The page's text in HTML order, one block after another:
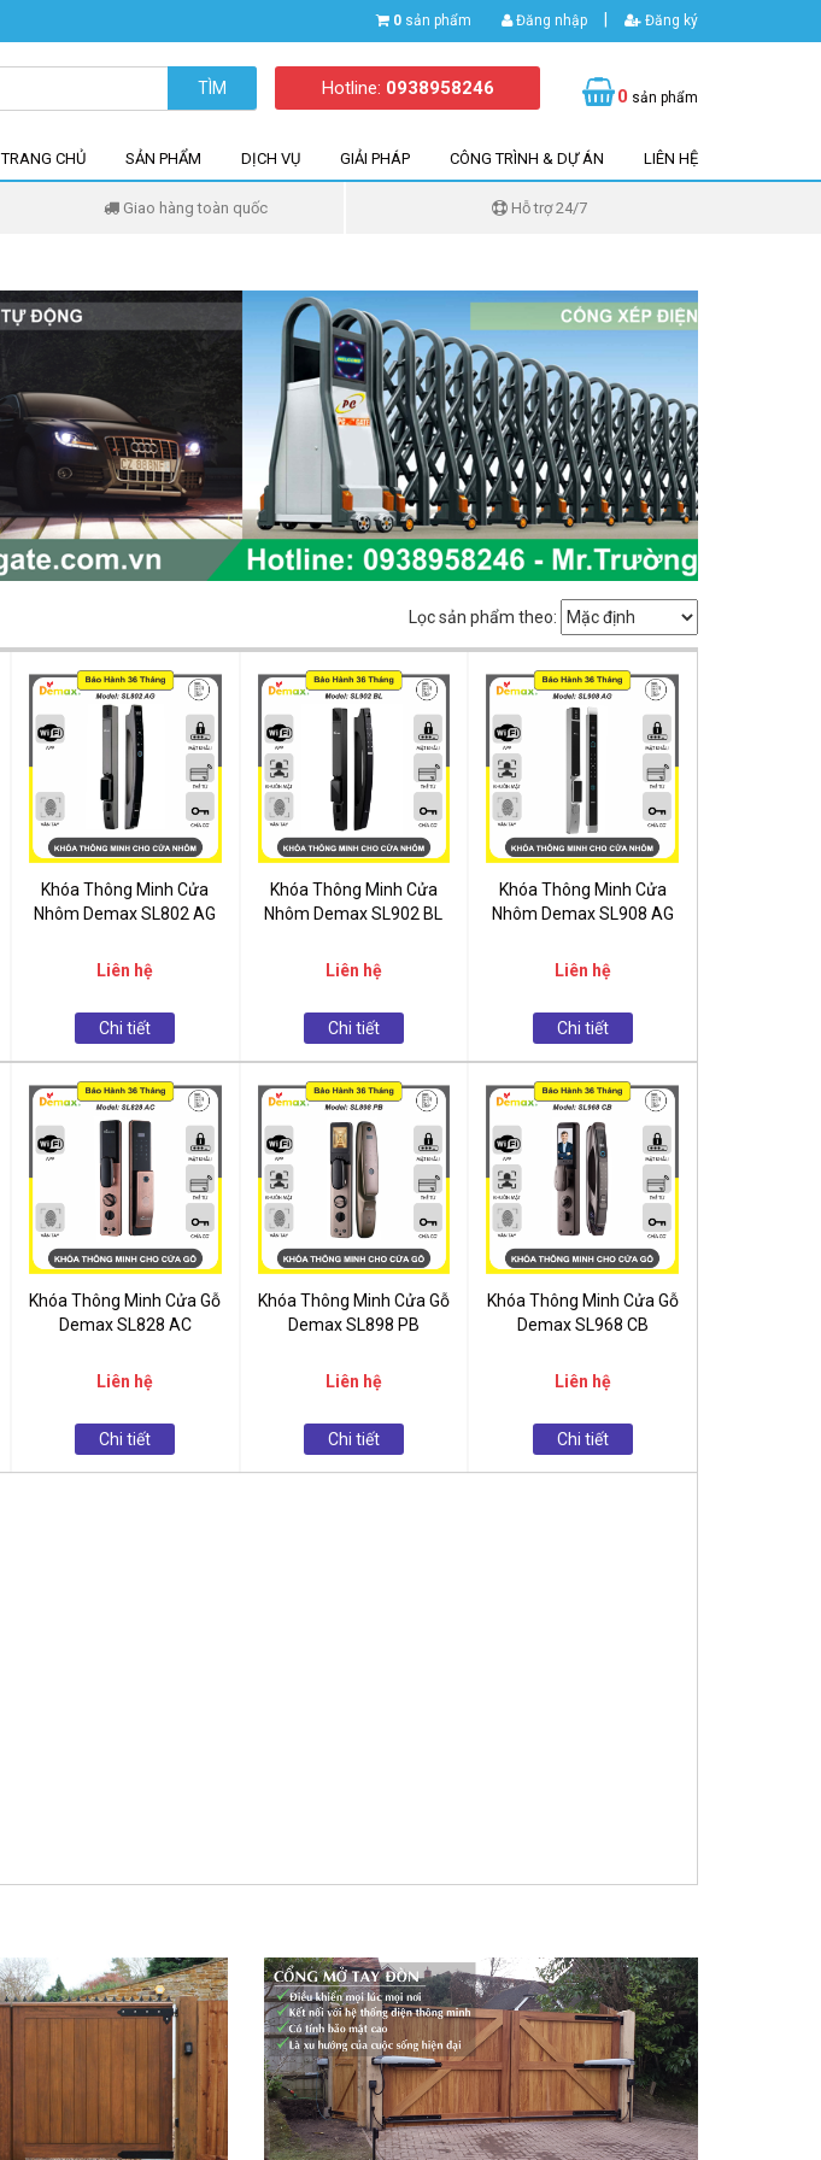
0 sản phẩm Đăng nhập Đăng ký
TÌM Hotline: 0938958246 0 sản phẩm
TRANG CHỦ SẢN PHẨM DỊCH VỤ GIẢI PHÁP CÔNG TRÌNH & DỰ ÁN LIÊN HỆ
Giao hàng toàn quốc Hỗ trợ 24/7
Lọc sản phẩm theo:
Khóa Thông Minh Cửa
Nhôm Demax SL802 AG
Liên hệ
Chi tiết
Khóa Thông Minh Cửa
Nhôm Demax SL902 BL
Liên hệ
Chi tiết
Khóa Thông Minh Cửa
Nhôm Demax SL908 AG
Liên hệ
Chi tiết
Khóa Thông Minh Cửa Gỗ
Demax SL828 AC
Liên hệ
Chi tiết
Khóa Thông Minh Cửa Gỗ
Demax SL898 PB
Liên hệ
Chi tiết
Khóa Thông Minh Cửa Gỗ
Demax SL968 CB
Liên hệ
Chi tiết